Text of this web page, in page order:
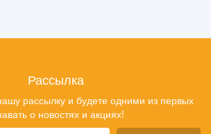
Рассылка
рассылку и будете одними из первых
о новостях и акциях!